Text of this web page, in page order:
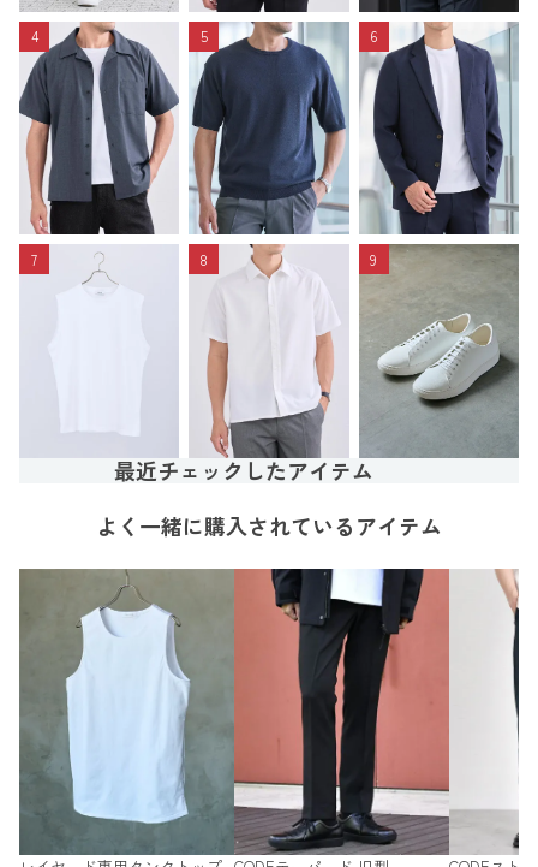
4 5 6
7 8 9
最近チェックしたアイテム
よく一緒に購入されているアイテム